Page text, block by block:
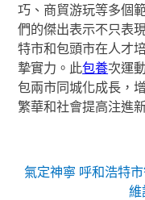
巧、商貿游玩等多個
們的傑出表示不只表
特市和包頭市在人才
摯實力。此包養次運
包兩市同城化成長，
繁華和社會提高注進
氣定神寧 呼和浩特
維